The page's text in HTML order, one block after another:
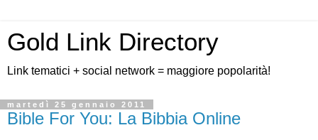
Gold Link Directory
Link tematici + social network = maggiore popolarità!
martedì 25 gennaio 2011
Bible For You: La Bibbia Online